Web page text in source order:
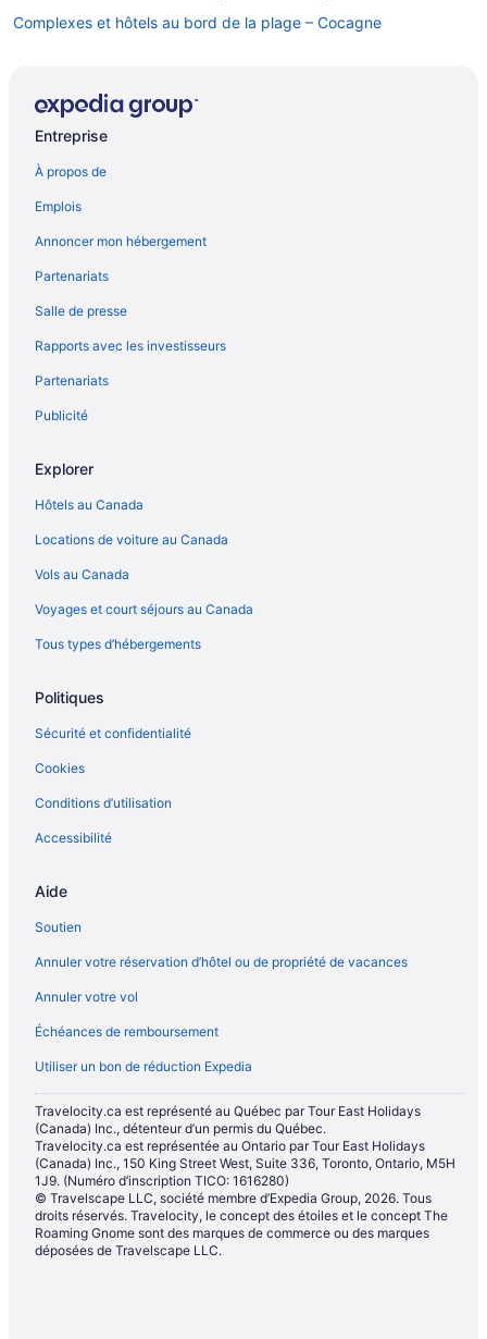
Complexes et hôtels au bord de la plage – Cocagne
Dieppe – Auberges
Dieppe – Chalets
Dieppe – Gîtes
Dieppe – Chaumières
Complexes et hôtels au bord de la plage – Dieppe
Hôtels pour les familles – Dieppe
Hôtels ouverts à la communauté LGBT – Dieppe
Dieppe – Hôtels Independent
Dieppe – Hôtels
Dieppe – Ranchs
Edgetts Landing – Hôtels
Grand-Digue – Chalets
Grand-Digue – Hôtels
Haute-Aboujagane – Hôtels
Hillsborough – Hôtels
Aéroport international Greater Moncton – Hôtels à proximité
Memramcook – Auberges
Moncton – Hôtels-résidences
Moncton – Condos
Moncton – Appartements
Moncton – Chalets
Moncton – Gîtes
Moncton – Chaumières
Hôtels acceptant les animaux – Moncton
Hôtels-Boutiques – Moncton
Hôtels d’affaires – Moncton
Complexes et hôtels au bord de la plage – Moncton
Hôtels de luxe – Moncton
Hôtels pour le ski – Moncton
Hôtels pour les familles – Moncton
Hôtels historiques – Moncton
Hôtels romantiques – Moncton
Entreprise
À propos de
Emplois
Annoncer mon hébergement
Partenariats
Salle de presse
Rapports avec les investisseurs
Partenariats
Publicité
Explorer
Hôtels au Canada
Locations de voiture au Canada
Vols au Canada
Voyages et court séjours au Canada
Tous types d’hébergements
Politiques
Sécurité et confidentialité
Cookies
Conditions d’utilisation
Accessibilité
Aide
Soutien
Annuler votre réservation d’hôtel ou de propriété de vacances
Annuler votre vol
Échéances de remboursement
Utiliser un bon de réduction Expedia
Travelocity.ca est représenté au Québec par Tour East Holidays
(Canada) Inc., détenteur d’un permis du Québec.
Travelocity.ca est représentée au Ontario par Tour East Holidays
(Canada) Inc., 150 King Street West, Suite 336, Toronto, Ontario, M5H
1J9. (Numéro d’inscription TICO: 1616280)
© Travelscape LLC, société membre d’Expedia Group, 2026. Tous
droits réservés. Travelocity, le concept des étoiles et le concept The
Roaming Gnome sont des marques de commerce ou des marques
déposées de Travelscape LLC.